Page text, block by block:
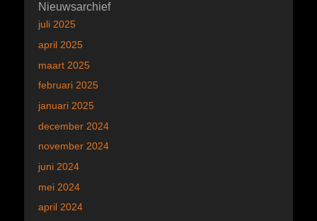
Nieuwsarchief
juli 2025
april 2025
maart 2025
februari 2025
januari 2025
december 2024
november 2024
juni 2024
mei 2024
april 2024